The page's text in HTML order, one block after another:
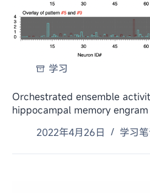
学习
Orchestrated ensemble
hippocampal memory engram
2022年4月26日
学习